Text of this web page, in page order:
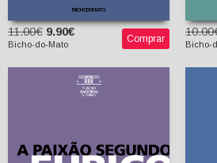
11.00€ 9.90€
Bicho-do-Mato Comprar Bicho-
A Paixão segundo
PRESBÍTERO)
texto cénico de Ana